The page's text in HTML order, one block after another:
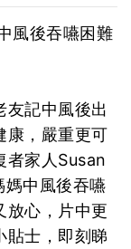
風後吞嚥困難
友記中風後出
康，嚴重更可
者家人Susan
中風後吞嚥
放心，片中更
貼士，即刻睇